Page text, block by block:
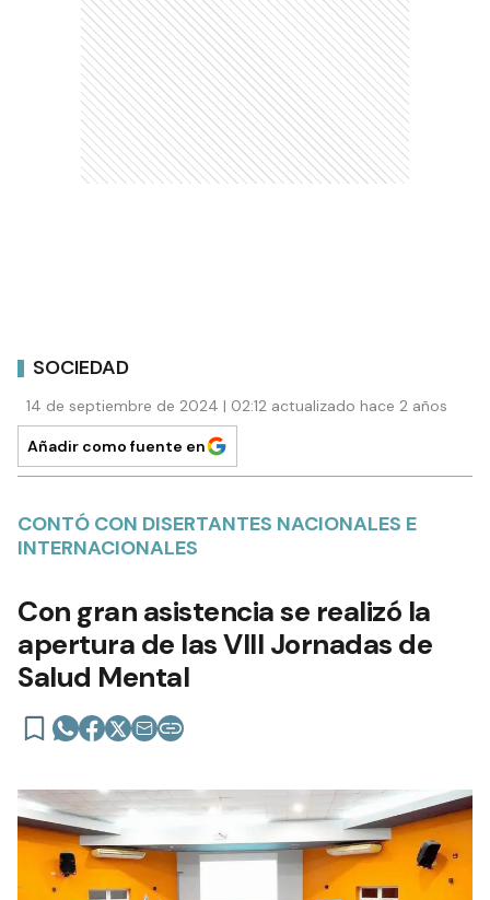
SOCIEDAD
14 de septiembre de 2024 | 02:12 actualizado hace 2 años
Añadir como fuente en
CONTÓ CON DISERTANTES NACIONALES E
INTERNACIONALES
Con gran asistencia se realizó la
apertura de las VIII Jornadas de
Salud Mental